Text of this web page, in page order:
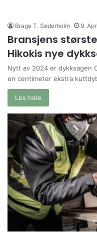
Brage T. Søderholm 9.
Bransjens
Hikokis nye
Nytt av 2024 er dykksagen
en centimeter ekstra
Les hele